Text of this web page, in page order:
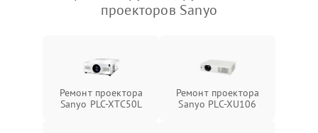
проекторов Sanyo
Ремонт проектора
Sanyo PLC-XTC50L
Ремонт проектора
Sanyo PLC-XU106